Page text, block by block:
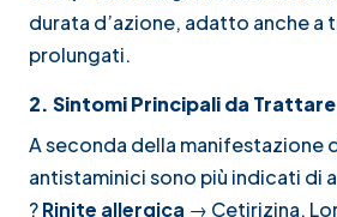
durata d’azione, adatto anche a
prolungati.
2. Sintomi Principali da Trattare
A seconda della manifestazione
antistaminici sono più indicati di
?Rinite allergica → Cetirizina,